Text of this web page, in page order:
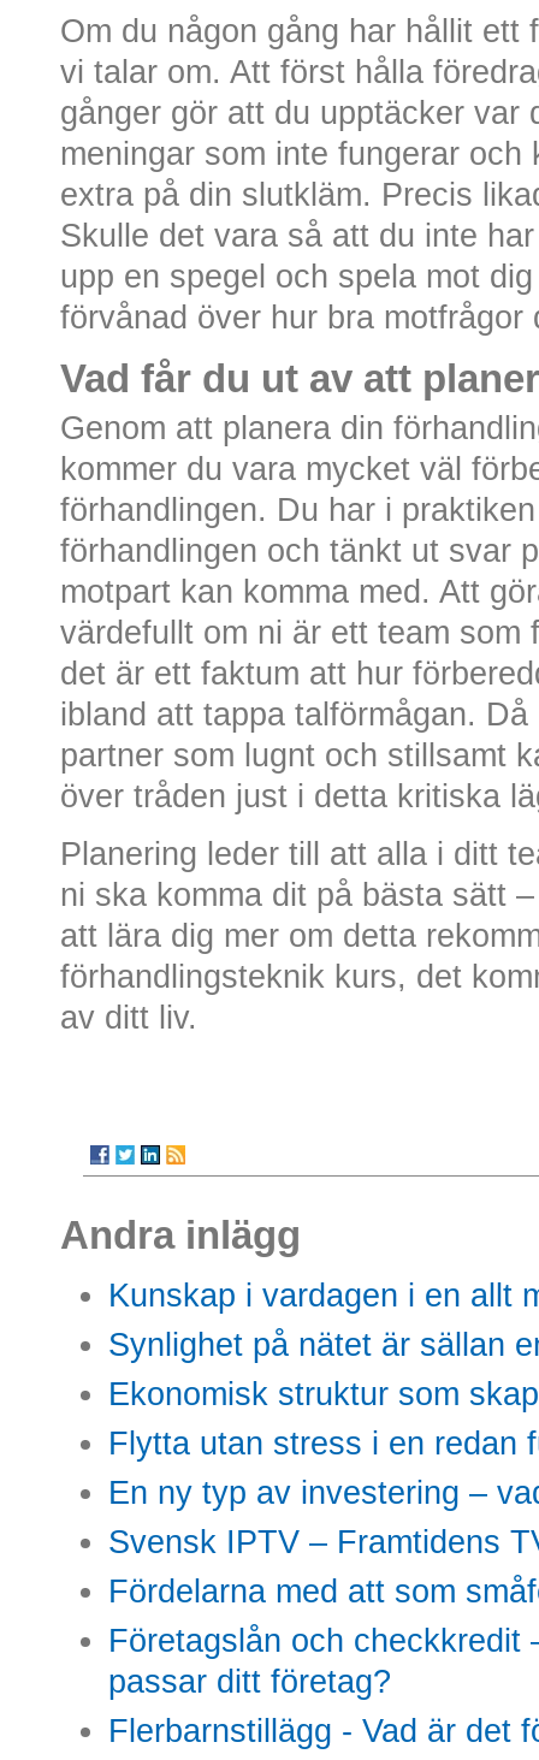
Om du någon gång har hållit ett
vi talar om. Att först hålla
gånger gör att du upptäcker var
meningar som inte fungerar
extra på din slutkläm. Precis
Skulle det vara så att du inte
upp en spegel och spela mot
förvånad över hur bra motfrågor
Vad får du ut av att
Genom att planera din
kommer du vara mycket väl
förhandlingen. Du har i
förhandlingen och tänkt ut svar
motpart kan komma med. Att
värdefullt om ni är ett team som
det är ett faktum att hur
ibland att tappa talförmågan.
partner som lugnt och stillsamt
över tråden just i detta kritiska
Planering leder till att alla i ditt
ni ska komma dit på bästa sätt
att lära dig mer om detta
förhandlingsteknik kurs, det
av ditt liv.
Andra inlägg
Kunskap i vardagen i en allt
Synlighet på nätet är sällan
Ekonomisk struktur som
Flytta utan stress i en redan
En ny typ av investering –
Svensk IPTV – Framtidens
Fördelarna med att som
Företagslån och checkkredit
passar ditt företag?
Flerbarnstillägg - Vad är det